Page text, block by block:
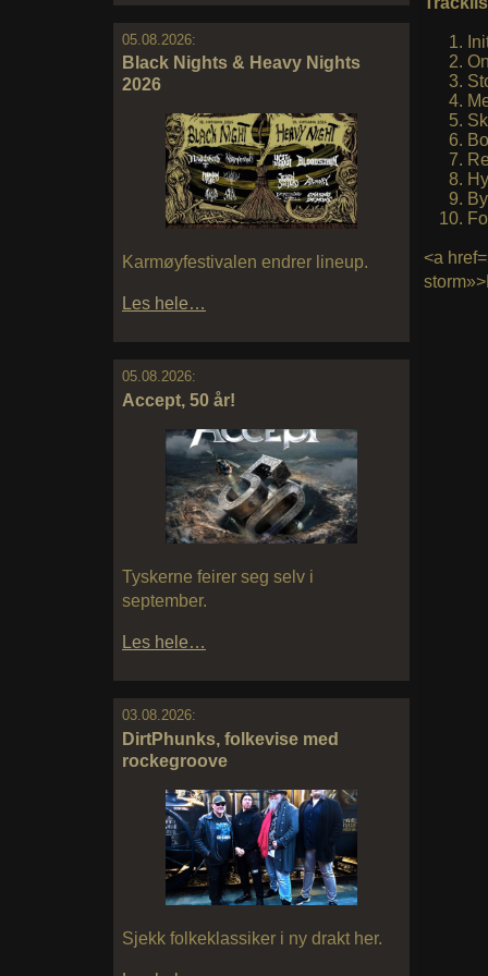
05.08.2026:
Black Nights & Heavy Nights
2026
Karmøyfestivalen endrer lineup.
Les hele…
05.08.2026:
Accept, 50 år!
Tyskerne feirer seg selv i
september.
Les hele…
03.08.2026:
DirtPhunks, folkevise med
rockegroove
Sjekk folkeklassiker i ny drakt her.
<a